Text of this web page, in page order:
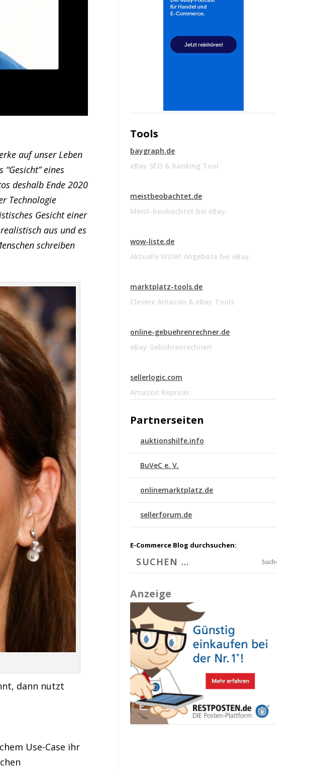
auf unser Leben
eines
deshalb Ende 2020
Technologie
Gesicht einer
aus und es
schreiben
dann nutzt
Use-Case ihr
Tools
baygraph.de
eBay SEO & Ranking Tool
meistbeobachtet.de
Meist-beobachtet bei eBay.
wow-liste.de
Aktuelle WOW! Angebote bei eBay.
marktplatz-tools.de
Clevere Amazon & eBay Tools
online-gebuehrenrechner.de
eBay Gebührenrechner!
sellerlogic.com
Amazon Repricer
Partnerseiten
auktionshilfe.info
BuVeC e. V.
onlinemarktplatz.de
sellerforum.de
E-Commerce Blog durchsuchen:
Suchen
Anzeige